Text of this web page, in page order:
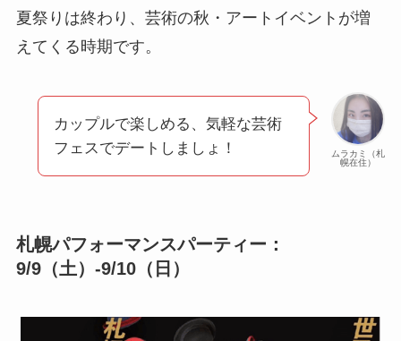
夏祭りは終わり、芸術の秋・アートイベントが増
えてくる時期です。
ムラカミ（札
幌在住）
カップルで楽しめる、気軽な芸術
フェスでデートしましょ！
札幌パフォーマンスパーティー：
9/9（土）-9/10（日）